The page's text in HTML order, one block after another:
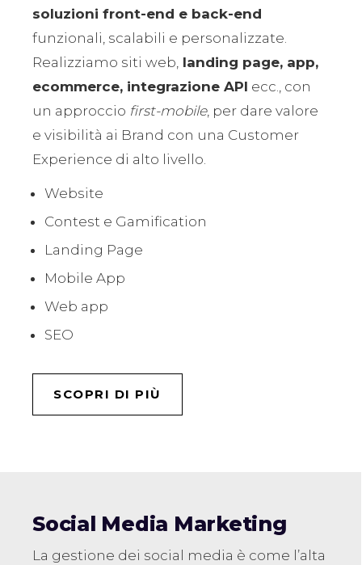
soluzioni front-end e back-end
funzionali, scalabili e personalizzate.
Realizziamo siti web, landing page, app,
ecommerce, integrazione API ecc., con
un approccio first-mobile, per dare valore
e visibilità ai Brand con una Customer
Experience di alto livello.
Website
Contest e Gamification
Landing Page
Mobile App
Web app
SEO
SCOPRI DI PIÙ
Social Media Marketing
La gestione dei social media è come l’alta